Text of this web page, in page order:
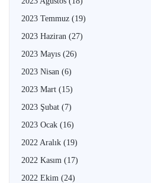
2023 Temmuz (19)
2023 Haziran (27)
2023 Mayıs (26)
2023 Nisan (6)
2023 Mart (15)
2023 Şubat (7)
2023 Ocak (16)
2022 Aralık (19)
2022 Kasım (17)
2022 Ekim (24)